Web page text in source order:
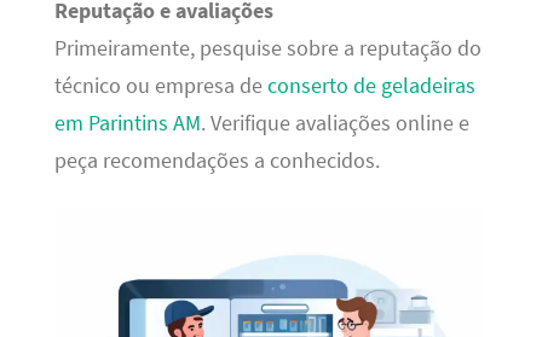
Reputação e avaliações
Primeiramente, pesquise sobre a reputação do
técnico ou empresa deconserto de geladeiras
em Parintins AM. Verifique avaliações online e
peça recomendações a conhecidos.